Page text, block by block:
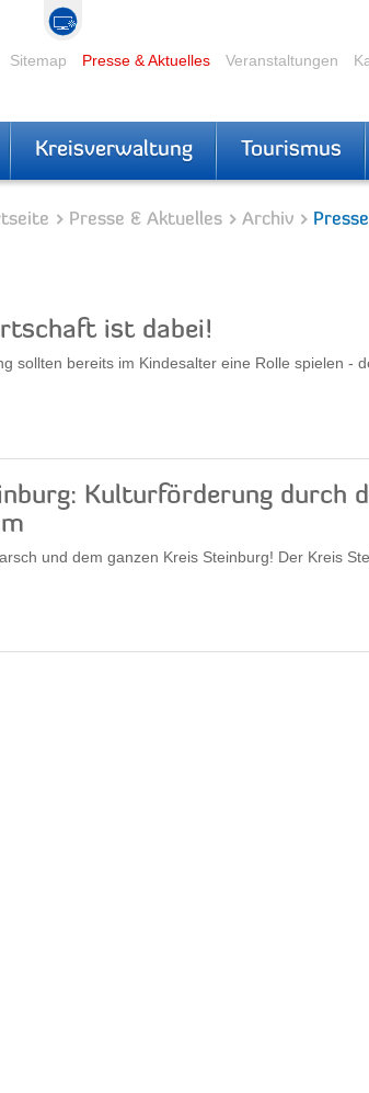
Sitemap Presse & Aktuelles Veranstaltungen
Kreisverwaltung Tourismus
Presse & Aktuelles Archiv
ist dabei!
sollten bereits im Kindesalter eine Rolle spielen -
Kulturförderung durch
und dem ganzen Kreis Steinburg! Der Kreis